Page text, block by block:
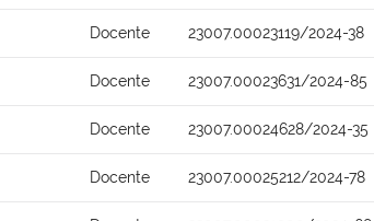
Docente 23007.00023119/2024-38
Docente 23007.00023631/2024-85
Docente 23007.00024628/2024-35
Docente 23007.00025212/2024-78